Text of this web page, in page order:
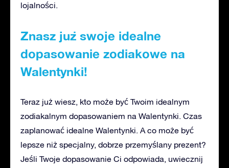
lojalności.
Znasz już swoje idealne
dopasowanie zodiakowe na
Walentynki!
Teraz już wiesz, kto może być Twoim idealnym
zodiakalnym dopasowaniem na Walentynki. Czas
zaplanować idealne Walentynki. A co może być
lepsze niż specjalny, dobrze przemyślany prezent?
Jeśli Twoje dopasowanie Ci odpowiada, uwiecznij